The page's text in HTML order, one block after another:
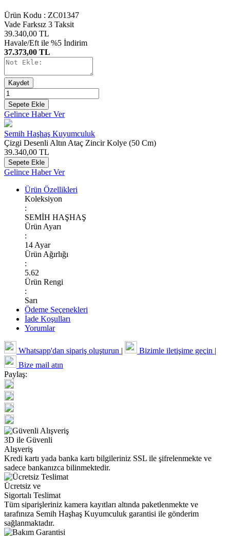
Ürün Kodu : ZC01347
Vade Farksız 3 Taksit
39.340,00 TL
Havale/Eft ile %5 İndirim
37.373,00 TL
Kaydet
Sepete Ekle
Gelince Haber Ver
Semih Haşhaş Kuyumculuk
Çizgi Desenli Altın Ataç Zincir Kolye (50 Cm)
39.340,00 TL
Sepete Ekle
Gelince Haber Ver
Ürün Özellikleri
Koleksiyon
:
SEMİH HAŞHAŞ
Ürün Ayarı
:
14 Ayar
Ürün Ağırlığı
:
5.62
Ürün Rengi
:
Sarı
Ödeme Seçenekleri
İade Koşulları
Yorumlar
Whatsapp'dan sipariş oluşturun | Bizimle iletişime geçin |
Bize mail atın
Paylaş:
3D ile Güvenli
Alışveriş
Kredi kartı yada banka kartı bilgileriniz SSL ile şifrelenmekte ve
sadece bankanızca bilinmektedir.
Ücretsiz ve
Sigortalı Teslimat
Tüm siparişleriniz kamera kayıtları altında paketlenmekte ve
tarafınıza Semih Haşhaş Kuyumculuk garantisi ile gönderim
sağlanmaktadır.